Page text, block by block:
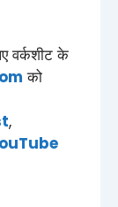
वर्कशीट के
को
,